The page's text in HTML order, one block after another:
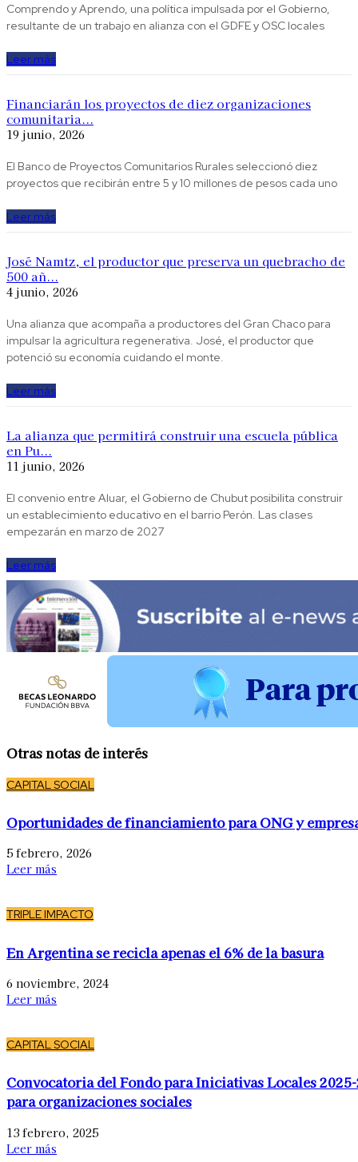
Comprendo y Aprendo, una política impulsada por el Gobierno,
resultante de un trabajo en alianza con el GDFE y OSC locales
Leer más
Financiarán los proyectos de diez organizaciones
comunitaria...
19 junio, 2026
El Banco de Proyectos Comunitarios Rurales seleccionó diez
proyectos que recibirán entre 5 y 10 millones de pesos cada uno
Leer más
José Namtz, el productor que preserva un quebracho de
500 añ...
4 junio, 2026
Una alianza que acompaña a productores del Gran Chaco para
impulsar la agricultura regenerativa. José, el productor que
potenció su economía cuidando el monte.
Leer más
La alianza que permitirá construir una escuela pública
en Pu...
11 junio, 2026
El convenio entre Aluar, el Gobierno de Chubut posibilita construir
un establecimiento educativo en el barrio Perón. Las clases
empezarán en marzo de 2027
Leer más
Otras notas de interés
CAPITAL SOCIAL
Oportunidades de financiamiento para ONG y
5 febrero, 2026
Leer más
TRIPLE IMPACTO
En Argentina se recicla apenas el 6% de la basura
6 noviembre, 2024
Leer más
CAPITAL SOCIAL
Convocatoria del Fondo para Iniciativas Locales
para organizaciones sociales
13 febrero, 2025
Leer más